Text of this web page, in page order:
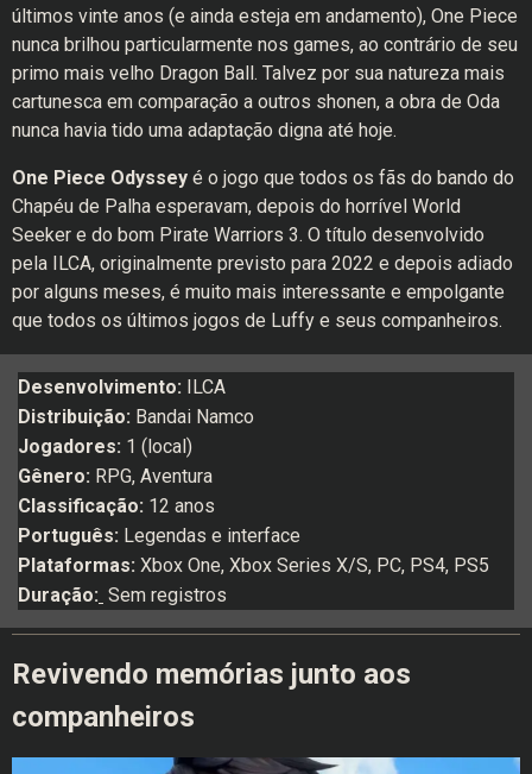
últimos vinte anos (e ainda esteja em andamento), One Piece
nunca brilhou particularmente nos games, ao contrário de seu
primo mais velho Dragon Ball. Talvez por sua natureza mais
cartunesca em comparação a outros shonen, a obra de Oda
nunca havia tido uma adaptação digna até hoje.
One Piece Odyssey é o jogo que todos os fãs do bando do
Chapéu de Palha esperavam, depois do horrível World
Seeker e do bom Pirate Warriors 3. O título desenvolvido
pela ILCA, originalmente previsto para 2022 e depois adiado
por alguns meses, é muito mais interessante e empolgante
que todos os últimos jogos de Luffy e seus companheiros.
Desenvolvimento: ILCA
Distribuição: Bandai Namco
Jogadores: 1 (local)
Gênero: RPG, Aventura
Classificação: 12 anos
Português: Legendas e interface
Plataformas: Xbox One, Xbox Series X/S, PC, PS4, PS5
Duração: Sem registros
Revivendo memórias junto aos
companheiros